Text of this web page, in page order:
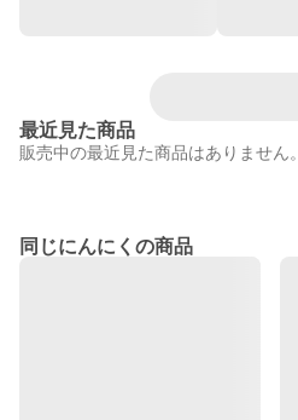
最近見た商品
販売中の最近見た商品はありません。
同じにんにくの商品